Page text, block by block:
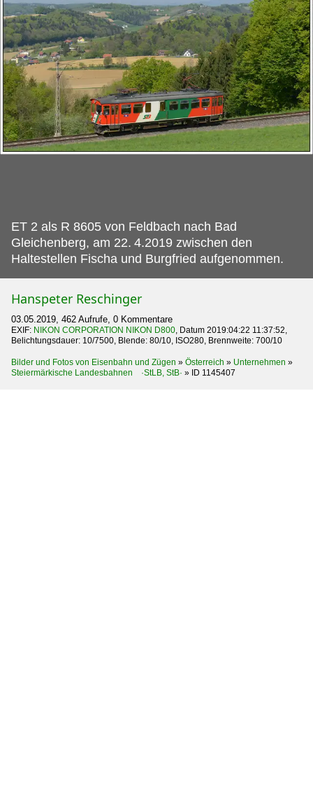
ET 2 als R 8605 von Feldbach nach Bad
Gleichenberg, am 22. 4.2019 zwischen den
Haltestellen Fischa und Burgfried aufgenommen.
Hanspeter Reschinger
03.05.2019, 462 Aufrufe, 0 Kommentare
EXIF: NIKON CORPORATION NIKON D800, Datum 2019:04:22 11:37:52,
Belichtungsdauer: 10/7500, Blende: 80/10, ISO280, Brennweite: 700/10
Bilder und Fotos von Eisenbahn und Zügen » Österreich » Unternehmen »
Steiermärkische Landesbahnen ·StLB, StB· » ID 1145407